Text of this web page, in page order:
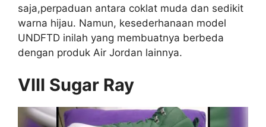
saja,perpaduan antara coklat muda dan sedikit
warna hijau. Namun, kesederhanaan model
UNDFTD inilah yang membuatnya berbeda
dengan produk Air Jordan lainnya.
VIII Sugar Ray